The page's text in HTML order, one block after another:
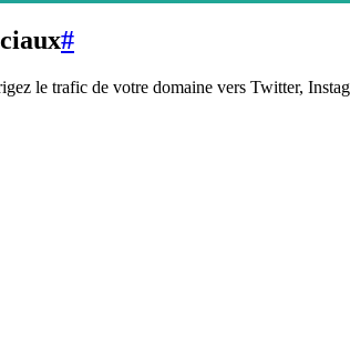
#
le trafic de votre domaine vers Twitter,